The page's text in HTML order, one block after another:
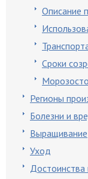
Описание
Сроки
Регионы
Болезни и
Выращивание
Уход
Достоинства